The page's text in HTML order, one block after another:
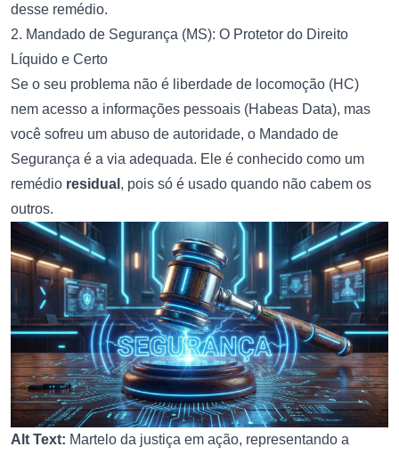
desse remédio.
2. Mandado de Segurança (MS): O Protetor do Direito
Líquido e Certo
Se o seu problema não é liberdade de locomoção (HC)
nem acesso a informações pessoais (Habeas Data), mas
você sofreu um abuso de autoridade, o Mandado de
Segurança é a via adequada. Ele é conhecido como um
remédio residual , pois só é usado quando não cabem os
outros.
Alt Text: Martelo da justiça em ação, representando a